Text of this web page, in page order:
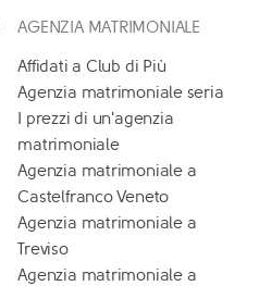
AGENZIA MATRIMONIALE
Affidati a Club di Più
Agenzia matrimoniale seria
I prezzi di un'agenzia
matrimoniale
Agenzia matrimoniale a
Castelfranco Veneto
Agenzia matrimoniale a
Treviso
Agenzia matrimoniale a